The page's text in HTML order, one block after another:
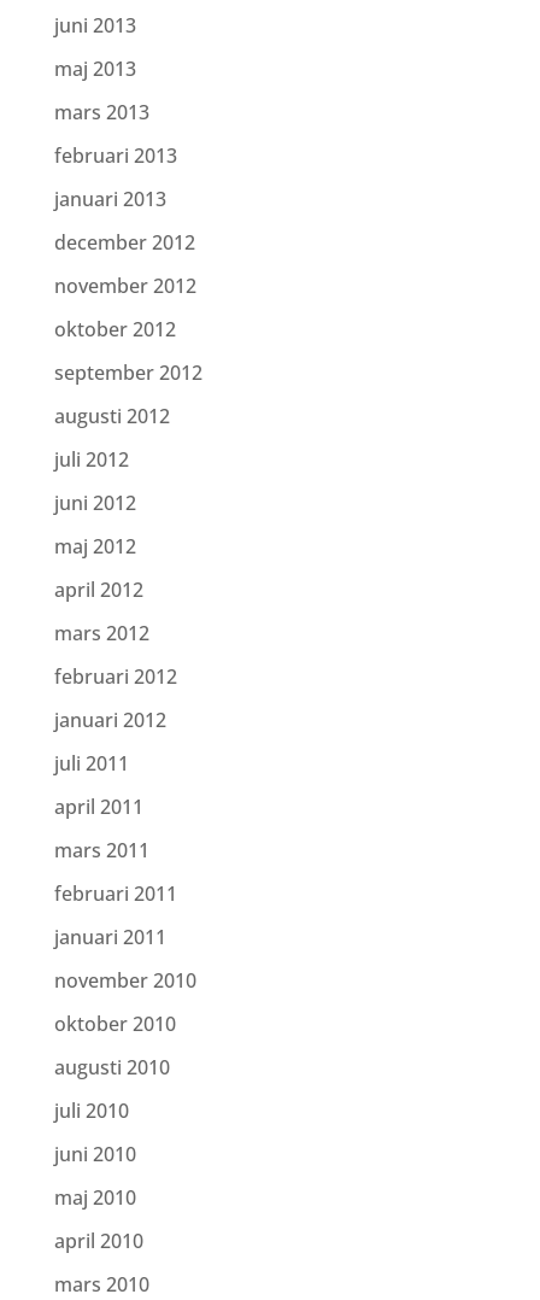
juni 2013
maj 2013
mars 2013
februari 2013
januari 2013
december 2012
november 2012
oktober 2012
september 2012
augusti 2012
juli 2012
juni 2012
maj 2012
april 2012
mars 2012
februari 2012
januari 2012
juli 2011
april 2011
mars 2011
februari 2011
januari 2011
november 2010
oktober 2010
augusti 2010
juli 2010
juni 2010
maj 2010
april 2010
mars 2010